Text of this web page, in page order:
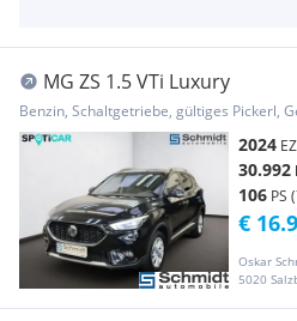
MG ZS 1.5 VTi Luxury
Benzin, Schaltgetriebe, gültiges Pickerl,
2024 EZ
30.992
106 PS
Oskar
5020
€